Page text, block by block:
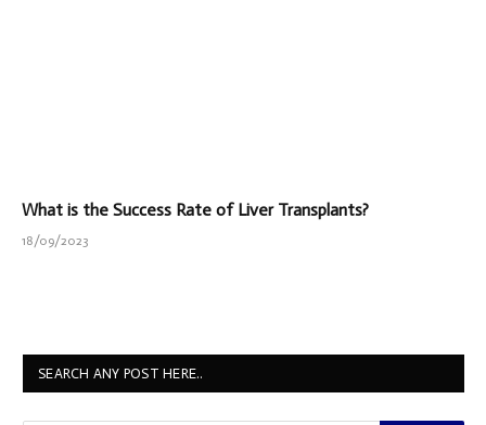
What is the Success Rate of Liver Transplants?
18/09/2023
SEARCH ANY POST HERE..